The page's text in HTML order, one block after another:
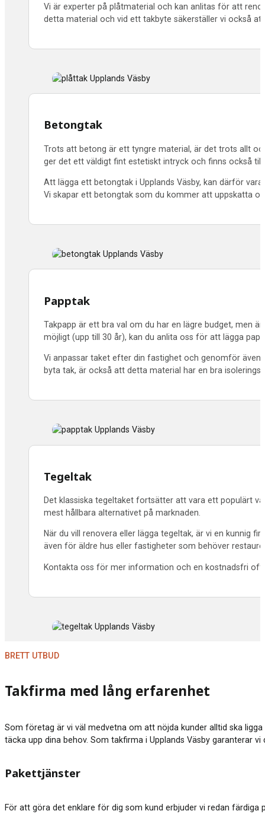
Vi är experter på plåtmaterial och kan anlitas för att
detta material och vid ett takbyte säkerställer vi också
Betongtak
Trots att betong är ett tyngre material, är det trots allt
ger det ett väldigt fint estetiskt intryck och finns också
Att lägga ett betongtak i Upplands Väsby, kan därför
Vi skapar ett betongtak som du kommer att uppskatta
Papptak
Takpapp är ett bra val om du har en lägre budget, men
möjligt (upp till 30 år), kan du anlita oss för att lägga
Vi anpassar taket efter din fastighet och genomför
byta tak, är också att detta material har en bra
Tegeltak
Det klassiska tegeltaket fortsätter att vara ett populärt
mest hållbara alternativet på marknaden.
När du vill renovera eller lägga tegeltak, är vi en kunnig
även för äldre hus eller fastigheter som behöver
Kontakta oss för mer information och en kostnadsfri
Takfirma med lång erfarenhet
Som företag är vi väl medvetna om att nöjda kunder alltid ska
täcka upp dina behov. Som takfirma i Upplands Väsby garanterar
Pakettjänster
För att göra det enklare för dig som kund erbjuder vi redan
BRETT UTBUD